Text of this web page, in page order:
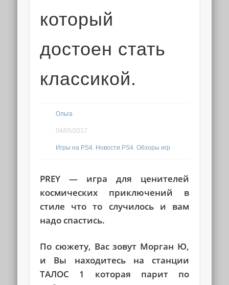
который
достоен стать
классикой.
Ольга
04/05/2017
Игры на PS4, Новости PS4,Обзоры игр
PREY — игра для ценителей
космических приключений в
стиле что то случилось и вам
надо спастись.
По сюжету, Вас зовут Морган Ю,
и Вы находитесь на станции
ТАЛОС 1 которая парит по